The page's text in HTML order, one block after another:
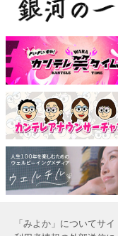
「みよか」についてサイ